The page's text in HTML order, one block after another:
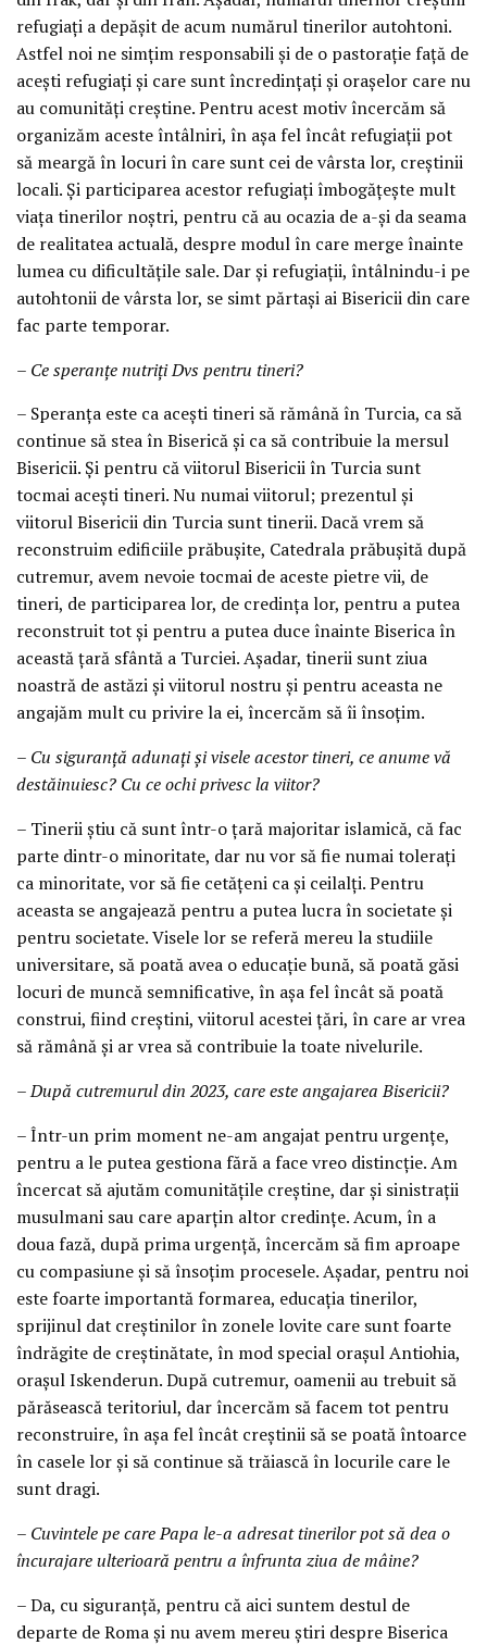
refugiați a depășit de acum numărul tinerilor autohtoni.
Astfel noi ne simțim responsabili și de o pastorație față de
acești refugiați și care sunt încredințați și orașelor care nu
au comunități creștine. Pentru acest motiv încercăm să
organizăm aceste întâlniri, în așa fel încât refugiații pot
să meargă în locuri în care sunt cei de vârsta lor, creștinii
locali. Și participarea acestor refugiați îmbogățește mult
viața tinerilor noștri, pentru că au ocazia de a-și da seama
de realitatea actuală, despre modul în care merge înainte
lumea cu dificultățile sale. Dar și refugiații, întâlnindu-i pe
autohtonii de vârsta lor, se simt părtași ai Bisericii din care
fac parte temporar.
– Ce speranțe nutriți Dvs pentru tineri?
– Speranța este ca acești tineri să rămână în Turcia, ca să
continue să stea în Biserică și ca să contribuie la mersul
Bisericii. Și pentru că viitorul Bisericii în Turcia sunt
tocmai acești tineri. Nu numai viitorul; prezentul și
viitorul Bisericii din Turcia sunt tinerii. Dacă vrem să
reconstruim edificiile prăbușite, Catedrala prăbușită după
cutremur, avem nevoie tocmai de aceste pietre vii, de
tineri, de participarea lor, de credința lor, pentru a putea
reconstruit tot și pentru a putea duce înainte Biserica în
această țară sfântă a Turciei. Așadar, tinerii sunt ziua
noastră de astăzi și viitorul nostru și pentru aceasta ne
angajăm mult cu privire la ei, încercăm să îi însoțim.
– Cu siguranță adunați și visele acestor tineri, ce anume vă
destăinuiesc? Cu ce ochi privesc la viitor?
– Tinerii știu că sunt într-o țară majoritar islamică, că fac
parte dintr-o minoritate, dar nu vor să fie numai tolerați
ca minoritate, vor să fie cetățeni ca și ceilalți. Pentru
aceasta se angajează pentru a putea lucra în societate și
pentru societate. Visele lor se referă mereu la studiile
universitare, să poată avea o educație bună, să poată găsi
locuri de muncă semnificative, în așa fel încât să poată
construi, fiind creștini, viitorul acestei țări, în care ar vrea
să rămână și ar vrea să contribuie la toate nivelurile.
– După cutremurul din 2023, care este angajarea Bisericii?
– Într-un prim moment ne-am angajat pentru urgențe,
pentru a le putea gestiona fără a face vreo distincție. Am
încercat să ajutăm comunitățile creștine, dar și sinistrații
musulmani sau care aparțin altor credințe. Acum, în a
doua fază, după prima urgență, încercăm să fim aproape
cu compasiune și să însoțim procesele. Așadar, pentru noi
este foarte importantă formarea, educația tinerilor,
sprijinul dat creștinilor în zonele lovite care sunt foarte
îndrăgite de creștinătate, în mod special orașul Antiohia,
orașul Iskenderun. După cutremur, oamenii au trebuit să
părăsească teritoriul, dar încercăm să facem tot pentru
reconstruire, în așa fel încât creștinii să se poată întoarce
în casele lor și să continue să trăiască în locurile care le
sunt dragi.
– Cuvintele pe care Papa le-a adresat tinerilor pot să dea o
încurajare ulterioară pentru a înfrunta ziua de mâine?
– Da, cu siguranță, pentru că aici suntem destul de
departe de Roma și nu avem mereu știri despre Biserica